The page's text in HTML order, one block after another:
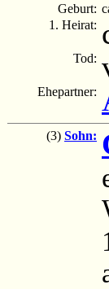
Geburt:
1. Heirat:
Tod:
Ehepartner:
(3) Sohn: